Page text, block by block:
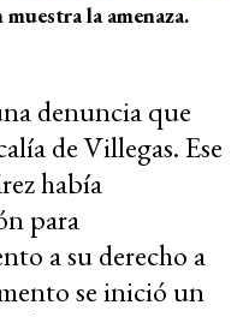
la amenaza.
denuncia que
de Villegas. Ese
había
para
a su derecho a
se inició un